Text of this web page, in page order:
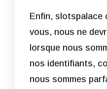
Enfin, slotspalace
vous, nous ne
lorsque nous
nos identifiants,
nous sommes